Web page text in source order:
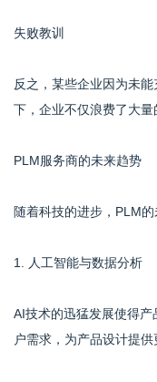
失败教训
反之，某些企业因为未
下，企业不仅浪费了大
PLM服务商的未来趋势
随着科技的进步，PLM
1. 人工智能与数据分析
AI技术的迅猛发展使得
户需求，为产品设计提供